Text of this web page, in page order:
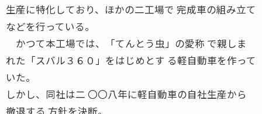
生産に特化しており、ほかの二工場で 完成車の組み立て
などを行っている。
かつて本工場では、「てんとう虫」の愛称 で親しま
れた「スバル３６０」をはじめとす る軽自動車を作って
いた。
しかし、同社は二 〇〇八年に軽自動車の自社生産から
撤退する 方針を決断。